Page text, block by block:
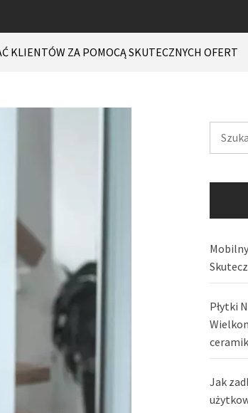
KLIENTÓW ZA POMOCĄ SKUTECZNYCH OFERT
Szukaj:
Płytki
Jak